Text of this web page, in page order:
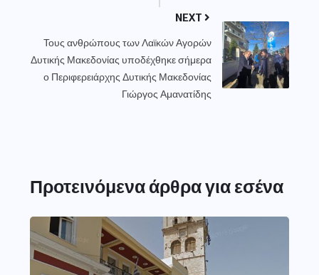
NEXT
Τους ανθρώπους των Λαϊκών Αγορών
Δυτικής Μακεδονίας υποδέχθηκε σήμερα
ο Περιφερειάρχης Δυτικής Μακεδονίας
Γιώργος Αμανατίδης
Προτεινόμενα άρθρα για εσένα